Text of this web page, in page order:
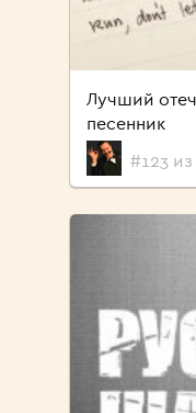
Лучший
песенник
#123 из